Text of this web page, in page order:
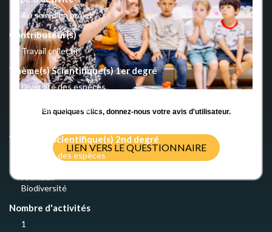
Au sein d'un projet
Contributeur(s)
Travail collectif
Thème(s) Scientifique(s) 1er degré
Diversité des espèces
Animaux et élevages
Thème(s) Scientifique(s) 2nd degré
Diversité des espèces
Animaux
Biodiversité
Nombre d'activités
1
En quelques clics, donnez-nous votre avis d'utilisateur.
LIEN VERS LE QUESTIONNAIRE